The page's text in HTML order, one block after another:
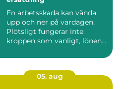
En arbetsskada kan vända
upp och ner på vardagen.
Plötsligt fungerar inte
kroppen som vanligt, lönen...
05. aug